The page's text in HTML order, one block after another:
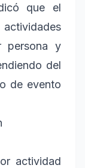
que el
persona y
del
de evento
actividad